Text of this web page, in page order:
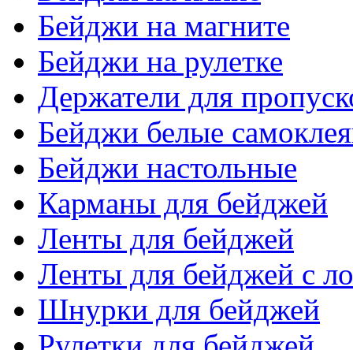
Бейджи на магните
Бейджи на рулетке
Держатели для
Бейджи белые
Бейджи настольные
Карманы для бейджей
Ленты для бейджей
Ленты для бейджей с
Шнурки для бейджей